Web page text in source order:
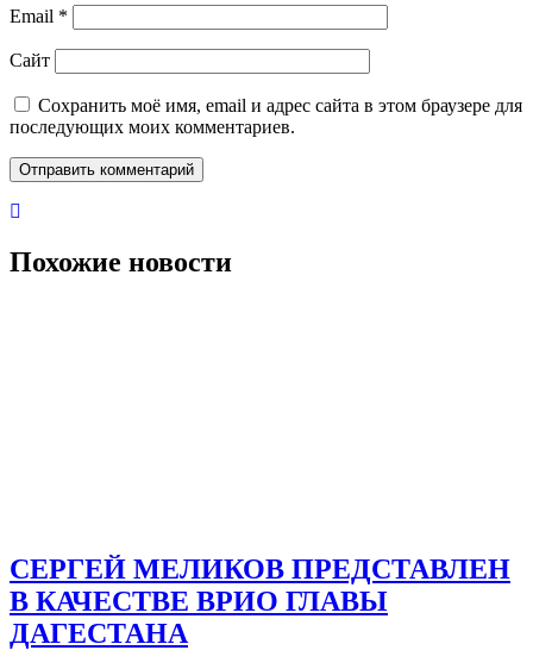
Email *
Сайт
Сохранить моё имя, email и адрес сайта в этом браузере для
последующих моих комментариев.
Похожие новости
СЕРГЕЙ МЕЛИКОВ ПРЕДСТАВЛЕН
В КАЧЕСТВЕ ВРИО ГЛАВЫ
ДАГЕСТАНА